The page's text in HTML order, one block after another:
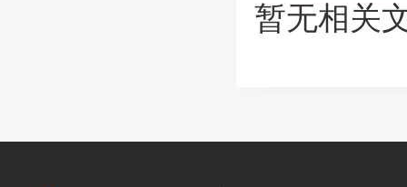
暂无相关